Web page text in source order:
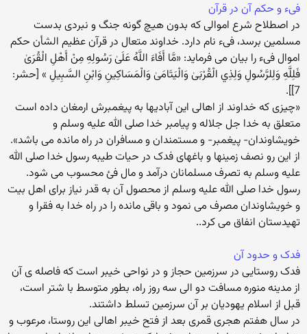
فیء و حکم آن در قرآن
در اصطلاح شرع اموالی که بدون هیچ گونه جنگ و نبردی بدست
مسلمین برسد، فیء نام دارد. خداوند متعال در قرآن عظیم الشأن حکم
اموال فیء را بیان می فرماید: «مَّا أَفَاءَ اللَّهُ عَلَىٰ رَسُولِهِ مِنْ أَهْلِ الْقُرَىٰ
فَلِلَّهِ وَلِلرَّسُولِ وَلِذِي الْقُرْبَىٰ وَالْيَتَامَىٰ وَالْمَسَاكِينِ وَابْنِ السَّبِيلِ » [حشر:
7]].
«چیزی که خداوند از اهالی این آبادیها به پیغمبرش ارمغان داده است
متعلق به خدا جل جلاله و پیامبر خدا صلی الله علیه وسلم و
خویشاوندان- پیغمبر- و مستمندان و مسافران در راه مانده می باشد».
از این رو نصف زمینها و باغهای فدک در حیات طیبه رسول خدا صلی الله
علیه وسلم به تصرف مسلمانان درآمد و مال فئ محسوب می شود.
رسول خدا صلی الله علیه وسلم از محصول آن به قدر نیاز برای اهل بیت
و خویشاوندان مصرف می نمود و باقی مانده را در راه خدا به فقرا و
تهیدستان انفاق می کرد..
فدک و حدود آن
فدک روستایی در سرزمین حجاز و در نواحی خیبر است که فاصله ی آن
از مدینه منوره مسافت دو الی سه روز راه، بطور متوسط با شتر است،
قبل از اسلام یهودیان بر آن سرزمین تسلط داشتند.
در سال هفتم هجری قمری بعد از فتح خیبر اهالی این روستا، مرعوب و